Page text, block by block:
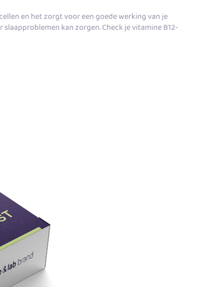
en het zorgt voor een goede werking van je
kan zorgen. Check je vitamine B12-